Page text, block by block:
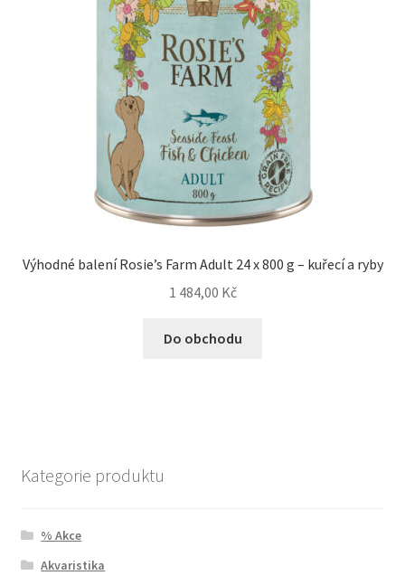
Výhodné balení Rosie’s Farm Adult 24 x 800 g – kuřecí a ryby
1 484,00 Kč
Do obchodu
Kategorie produktu
% Akce
Akvaristika